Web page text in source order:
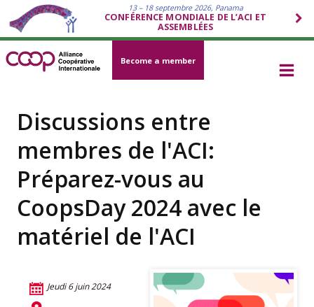
13 – 18 septembre 2026, Panama
CONFÉRENCE MONDIALE DE L’ACI ET
ASSEMBLÉES
Become a member
Discussions entre
membres de l'ACI:
Préparez-vous au
CoopsDay 2024 avec le
matériel de l'ACI
Jeudi 6 juin 2024